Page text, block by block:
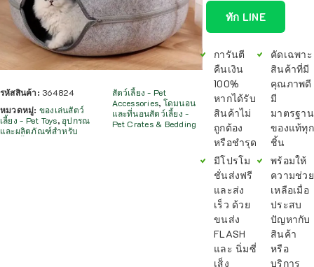
รหัสสินค้า: 364824
หมวดหมู่: ของเล่นสัตว์
เลี้ยง - Pet Toys, อุปกรณ
และผลิตภัณฑ์สำหรับ
สัตว์เลี้ยง - Pet
Accessories, โดมนอน
และที่นอนสัตว์เลี้ยง -
Pet Crates & Bedding
ทัก LINE
การันตี
คืนเงิน
100%
หากได้รับ
สินค้าไม่
ถูกต้อง
หรือชำรุด
มีโปรโม
ชั่นส่งฟรี
และส่ง
เร็ว ด้วย
ขนส่ง
FLASH
และ นิ่มซี่
เส็ง
คัดเฉพาะ
สินค้าที่มี
คุณภาพดี
มี
มาตรฐาน
ของแท้ทุก
ชิ้น
พร้อมให้
ความช่วย
เหลือเมื่อ
ประสบ
ปัญหากับ
สินค้า
หรือ
บริการ